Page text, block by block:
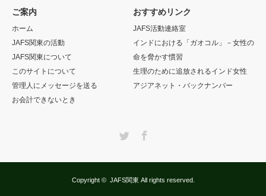
ご案内
ホーム
JAFS関東の活動
JAFS関東について
このサイトについて
管理人にメッセージを送る
お会計できないとき
おすすめリンク
JAFS活動連絡室
インドにおける「ガオコル」－女性の
命を脅かす慣習
生理のために追放されるインド女性
アジアネット・バックナンバー
Copyright © JAFS関東All rights reserved.